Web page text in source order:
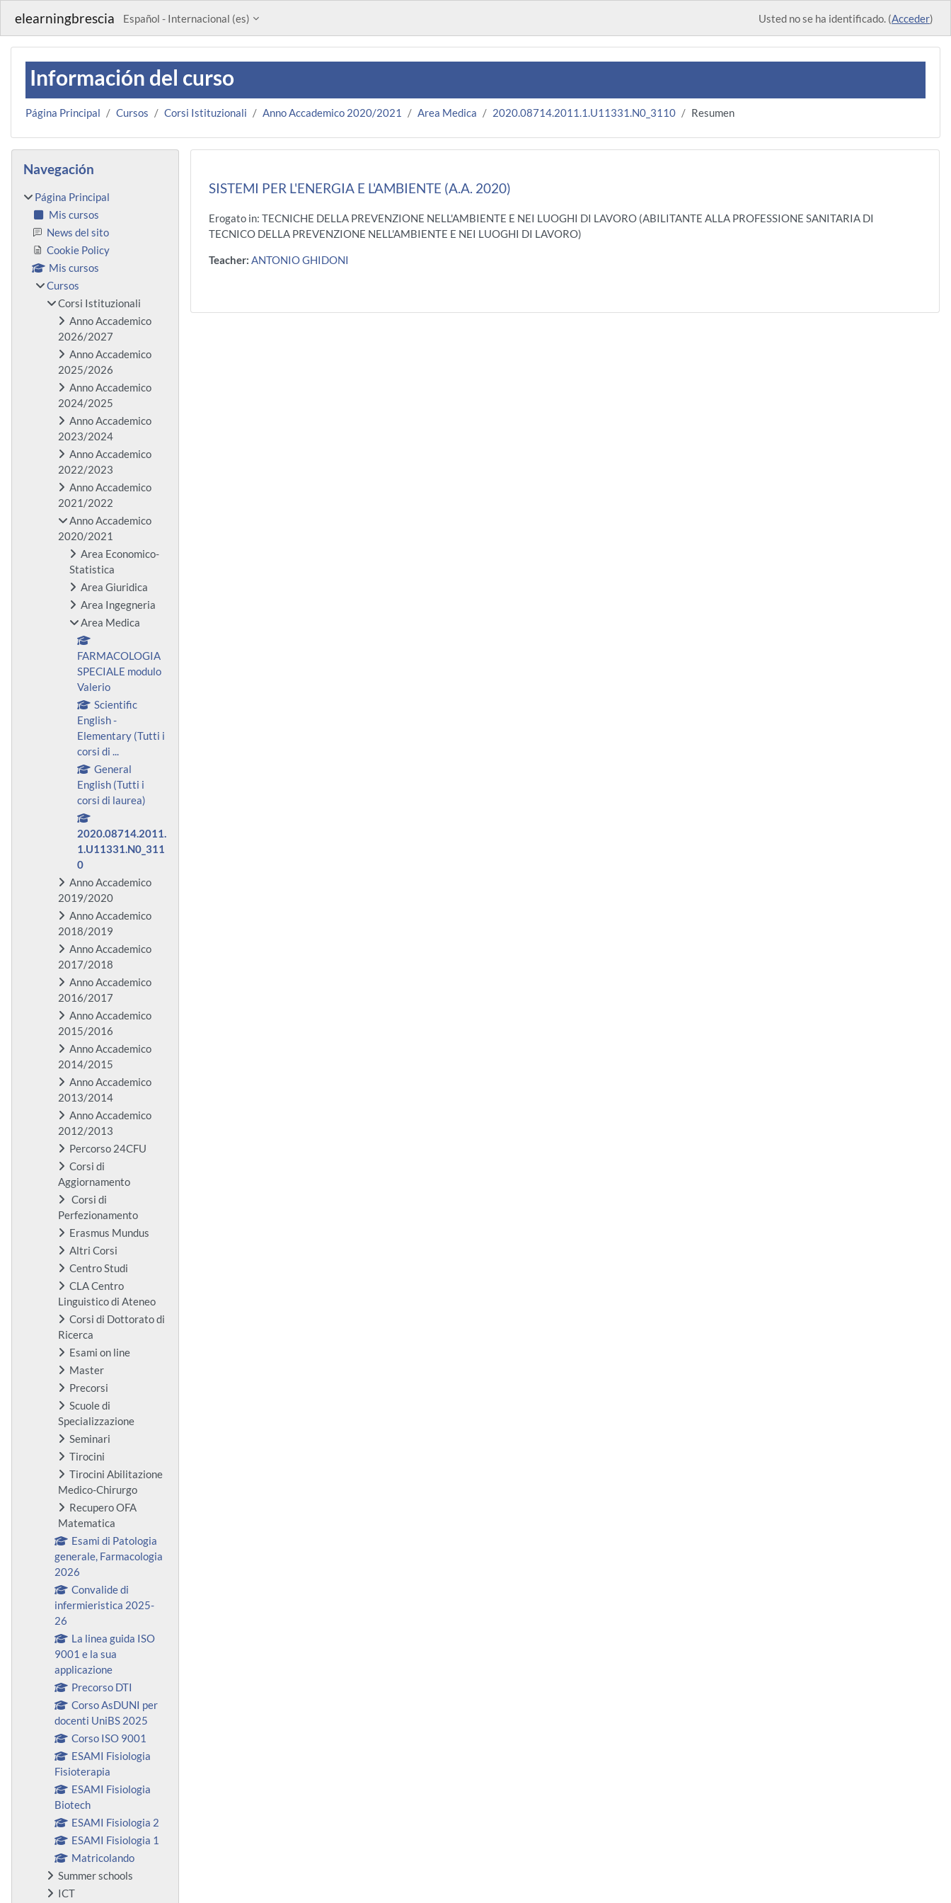
elearningbrescia Español - Internacional ‎(es)‎ Usted no se ha identificado. (Acceder)
Información del curso
Página Principal Cursos Corsi Istituzionali Anno Accademico 2020/2021 Area Medica 2020.08714.2011.1.U11331.N0_3110 Resumen
SISTEMI PER L'ENERGIA E L'AMBIENTE (A.A. 2020)
Erogato in: TECNICHE DELLA PREVENZIONE NELL'AMBIENTE E NEI LUOGHI DI LAVORO (ABILITANTE ALLA PROFESSIONE SANITARIA DI
TECNICO DELLA PREVENZIONE NELL'AMBIENTE E NEI LUOGHI DI LAVORO)
Teacher: ANTONIO GHIDONI
Bloques
Navegación
Página Principal
Mis cursos
News del sito
Cookie Policy
Mis cursos
Cursos
Corsi Istituzionali
Anno Accademico
2026/2027
Anno Accademico
2025/2026
Anno Accademico
2024/2025
Anno Accademico
2023/2024
Anno Accademico
2022/2023
Anno Accademico
2021/2022
Anno Accademico
2020/2021
Area Economico-
Statistica
Area Giuridica
Area Ingegneria
Area Medica
FARMACOLOGIA
SPECIALE modulo
Valerio
Scientific
English -
Elementary (Tutti i
corsi di ...
General
English (Tutti i
corsi di laurea)
2020.08714.2011.
1.U11331.N0_311
0
Anno Accademico
2019/2020
Anno Accademico
2018/2019
Anno Accademico
2017/2018
Anno Accademico
2016/2017
Anno Accademico
2015/2016
Anno Accademico
2014/2015
Anno Accademico
2013/2014
Anno Accademico
2012/2013
Percorso 24CFU
Corsi di
Aggiornamento
Corsi di
Perfezionamento
Erasmus Mundus
Altri Corsi
Centro Studi
CLA Centro
Linguistico di Ateneo
Corsi di Dottorato di
Ricerca
Esami on line
Master
Precorsi
Scuole di
Specializzazione
Seminari
Tirocini
Tirocini Abilitazione
Medico-Chirurgo
Recupero OFA
Matematica
Esami di Patologia
generale, Farmacologia
2026
Convalide di
infermieristica 2025-
26
La linea guida ISO
9001 e la sua
applicazione
Precorso DTI
Corso AsDUNI per
docenti UniBS 2025
Corso ISO 9001
ESAMI Fisiologia
Fisioterapia
ESAMI Fisiologia
Biotech
ESAMI Fisiologia 2
ESAMI Fisiologia 1
Matricolando
Summer schools
ICT